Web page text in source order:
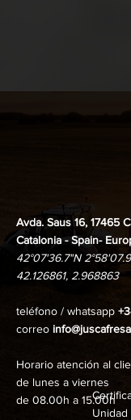
Avda. Saus 16, 17465
Catalonia - Spain-
42°07'36.7"N
42.126861, 2.968863
teléfono / whatsapp
correo
Horario atención al
de lunes a viernes
de 08.00h a 15.00h